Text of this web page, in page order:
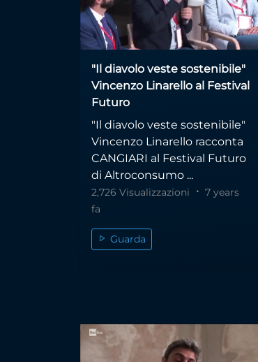
"Il diavolo veste sostenibile"
Vincenzo Linarello al Festival
Futuro
"Il diavolo veste sostenibile"
Vincenzo Linarello racconta
CANGIARI al Festival Futuro
di Altroconsumo ...
2,726 Visualizzazioni
7 years
fa
Guarda